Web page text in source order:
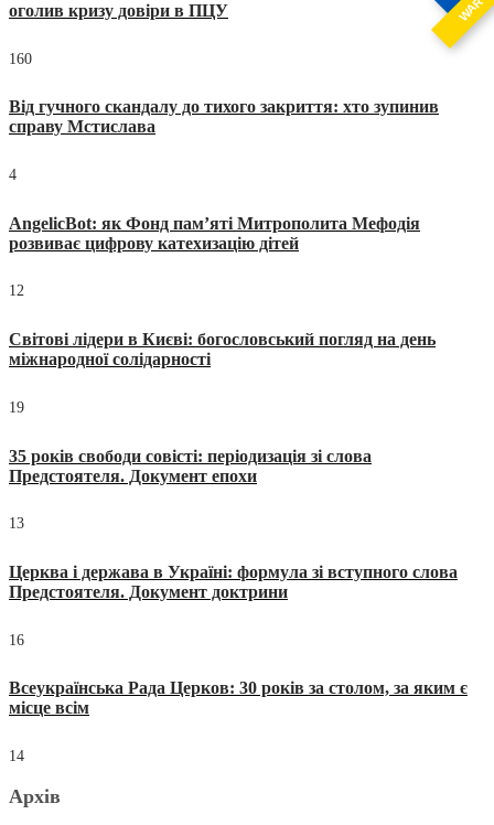
WAR
оголив кризу довіри в ПЦУ
160
Від гучного скандалу до тихого закриття: хто зупинив
справу Мстислава
4
AngelicBot: як Фонд пам’яті Митрополита Мефодія
розвиває цифрову катехизацію дітей
12
Світові лідери в Києві: богословський погляд на день
міжнародної солідарності
19
35 років свободи совісті: періодизація зі слова
Предстоятеля. Документ епохи
13
Церква і держава в Україні: формула зі вступного слова
Предстоятеля. Документ доктрини
16
Всеукраїнська Рада Церков: 30 років за столом, за яким є
місце всім
14
Архів